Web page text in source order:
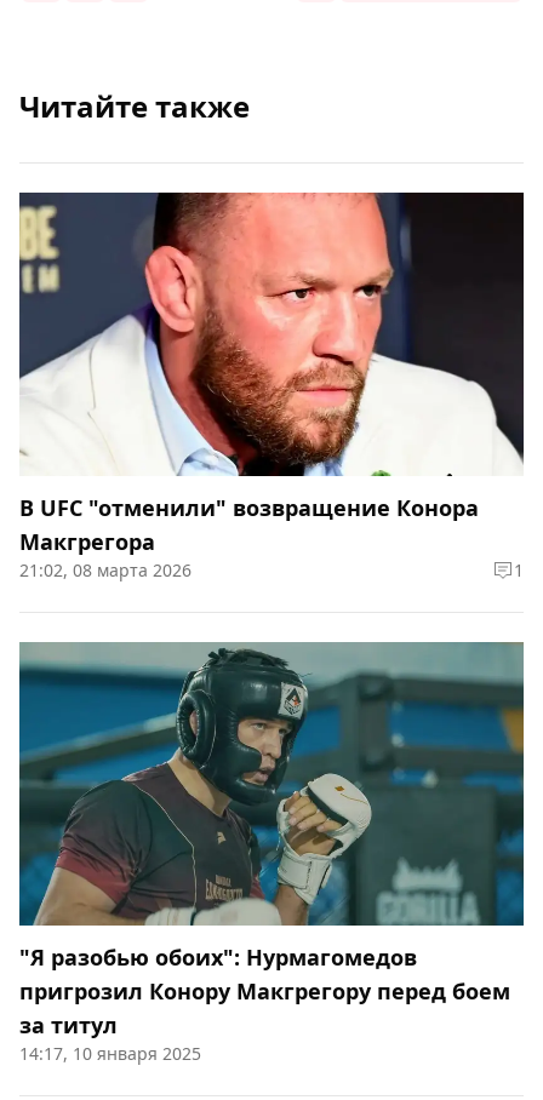
Читайте также
В UFC "отменили" возвращение Конора
Макгрегора
21:02, 08 марта 2026 1
"Я разобью обоих": Нурмагомедов
пригрозил Конору Макгрегору перед боем
за титул
14:17, 10 января 2025